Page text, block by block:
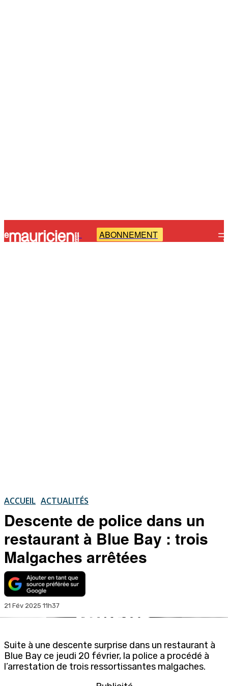
- ABONNEMENT
ACCUEIL ACTUALITÉS
Descente de police dans un
restaurant à Blue Bay : trois
Malgaches arrêtées
21 Fév 2025 11h37
Suite à une descente surprise dans un restaurant à
Blue Bay ce jeudi 20 février, la police a procédé à
l’arrestation de trois ressortissantes malgaches.